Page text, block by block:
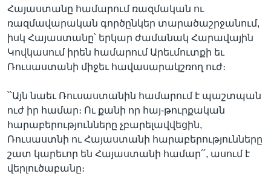
Հայաստանը համարում ռազմական ու
ռազմավարական գործընկեր տարածաշրջանում,
իսկ Հայաստանը՝ երկար ժամանակ Հարավային
Կովկասում իրեն համարում Արեւմուտքի եւ
Ռուսաստանի միջեւ հավասարակշռող ուժ։
՝՝Այն նաեւ Ռուսաստանին համարում է պաշտպան
ուժ իր համար։ Ու քանի որ հայ-թուրքական
հարաբերությունները չբարելավվեցին,
Ռուսաստնի ու Հայաստանի հարաբերությունները
շատ կարեւոր են Հայաստանի համար՛՛, ասում է
վերլուծաբանը։